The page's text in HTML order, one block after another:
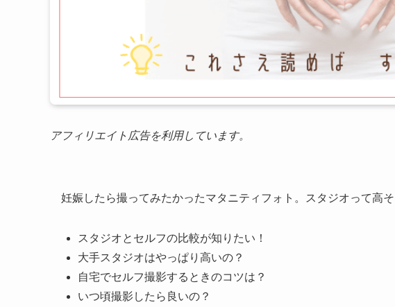
アフィリエイト広告を利用しています。
妊娠したら撮ってみたかったマタニティフォト。スタジオって高
スタジオとセルフの比較が知りたい！
大手スタジオはやっぱり高いの？
自宅でセルフ撮影するときのコツは？
いつ頃撮影したら良いの？